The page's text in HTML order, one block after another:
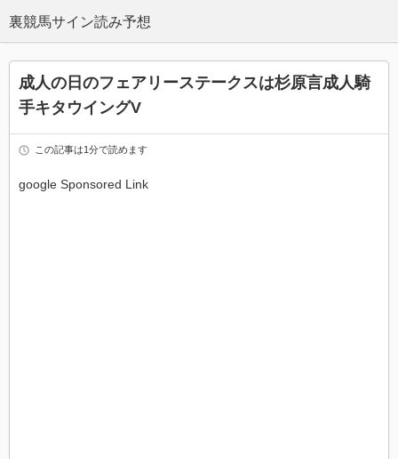
成人の日のフェアリーステークスは杉原言成人騎
手キタウイングV
この記事は1分で読めます
google Sponsored Link